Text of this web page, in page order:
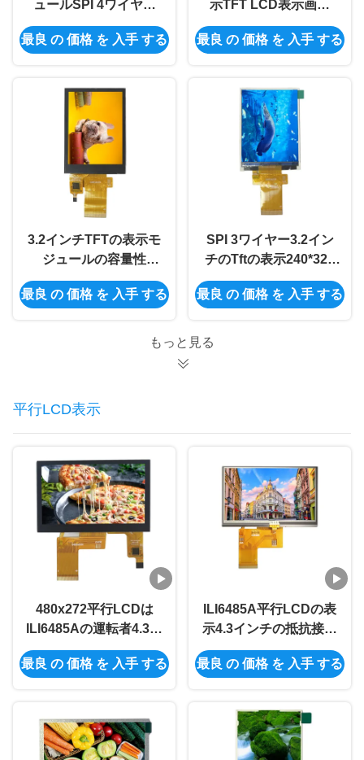
ュールSPI 4ワイヤー
3.5インチのTft LCDの
表示Arduino 320*480
最良 の 価格 を 入手 する
示TFT LCD表示画面
Spi LcdはMCU 8080
8BITをインターフェイ
最良 の 価格 を 入手 する
3.2インチTFTの表示モ
ジュールの容量性
240x320タッチスクリ
ーンの表示モジュール
最良 の 価格 を 入手 する
SPI 3ワイヤー3.2イン
チのTftの表示240*320
LCDモジュールTFTの
表示画面40Pのソケッ
最良 の 価格 を 入手 する
もっと見る
平行LCD表示
480x272平行LCDは
ILI6485Aの運転者4.3の
容量性タッチ画面
40PIN RGBを表示する
最良 の 価格 を 入手 する
ILI6485A平行LCDの表
示4.3インチの抵抗接触
350明るいTft Lcdモジ
ュール
最良 の 価格 を 入手 する